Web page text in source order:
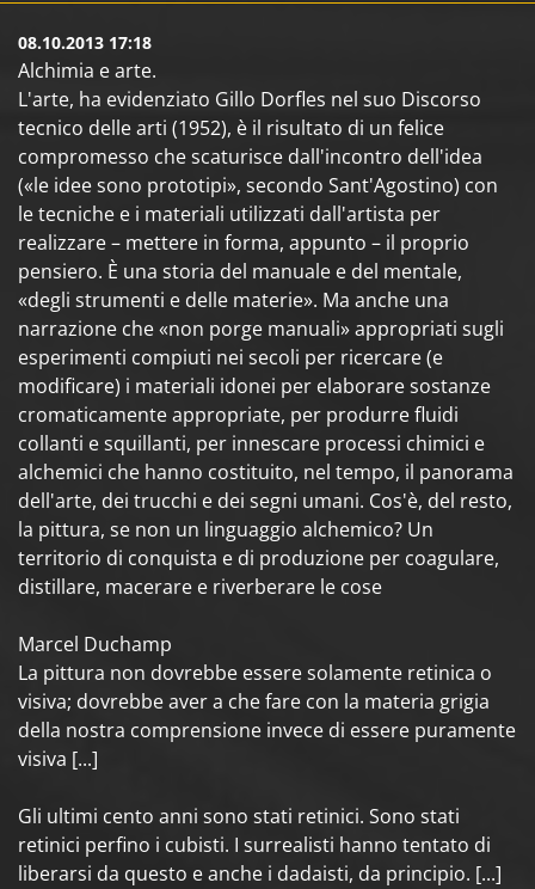
08.10.2013 17:18
Alchimia e arte.
L'arte, ha evidenziato Gillo Dorfles nel suo Discorso
tecnico delle arti (1952), è il risultato di un felice
compromesso che scaturisce dall'incontro dell'idea
(«le idee sono prototipi», secondo Sant'Agostino) con
le tecniche e i materiali utilizzati dall'artista per
realizzare – mettere in forma, appunto – il proprio
pensiero. È una storia del manuale e del mentale,
«degli strumenti e delle materie». Ma anche una
narrazione che «non porge manuali» appropriati sugli
esperimenti compiuti nei secoli per ricercare (e
modificare) i materiali idonei per elaborare sostanze
cromaticamente appropriate, per produrre fluidi
collanti e squillanti, per innescare processi chimici e
alchemici che hanno costituito, nel tempo, il panorama
dell'arte, dei trucchi e dei segni umani. Cos'è, del resto,
la pittura, se non un linguaggio alchemico? Un
territorio di conquista e di produzione per coagulare,
distillare, macerare e riverberare le cose
Marcel Duchamp
La pittura non dovrebbe essere solamente retinica o
visiva; dovrebbe aver a che fare con la materia grigia
della nostra comprensione invece di essere puramente
visiva [...]
Gli ultimi cento anni sono stati retinici. Sono stati
retinici perfino i cubisti. I surrealisti hanno tentato di
liberarsi da questo e anche i dadaisti, da principio. [...]